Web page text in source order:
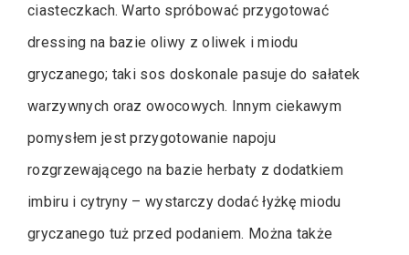
ciasteczkach. Warto spróbować przygotować
dressing na bazie oliwy z oliwek i miodu
gryczanego; taki sos doskonale pasuje do sałatek
warzywnych oraz owocowych. Innym ciekawym
pomysłem jest przygotowanie napoju
rozgrzewającego na bazie herbaty z dodatkiem
imbiru i cytryny – wystarczy dodać łyżkę miodu
gryczanego tuż przed podaniem. Można także